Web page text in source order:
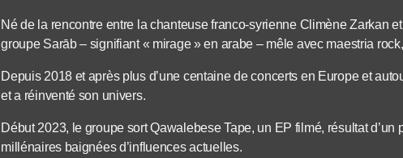
Né de la rencontre entre la chanteuse franco-syrienne Climène Zarkan
groupe Sarāb – signifiant « mirage » en arabe – mêle avec maestria
Depuis 2018 et après plus d’une centaine de concerts en Europe et
et a réinventé son univers.
Début 2023, le groupe sort Qawalebese Tape, un EP filmé, résultat
millénaires baignées d’influences actuelles.